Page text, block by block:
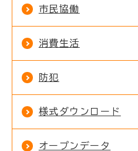
市民協働
消費生活
防犯
様式ダウンロード
オープンデータ